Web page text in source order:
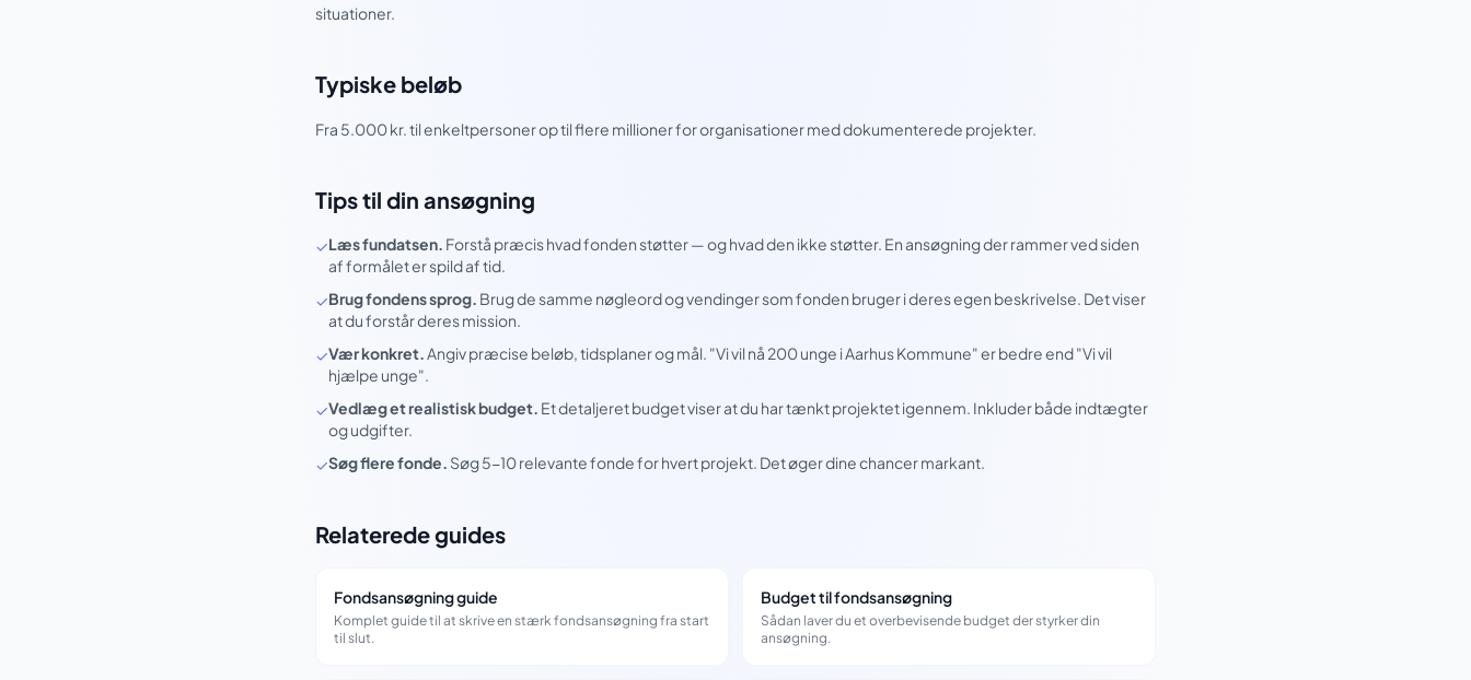
situationer.
Typiske beløb
Fra 5.000 kr. til enkeltpersoner op til flere millioner for organisationer med dokumenterede projekter.
Tips til din ansøgning
✓Læs fundatsen. Forstå præcis hvad fonden støtter — og hvad den ikke støtter. En ansøgning der rammer ved siden
af formålet er spild af tid.
✓Brug fondens sprog. Brug de samme nøgleord og vendinger som fonden bruger i deres egen beskrivelse. Det viser
at du forstår deres mission.
✓Vær konkret.Angiv præcise beløb, tidsplaner og mål. "Vi vil nå 200 unge i Aarhus Kommune" er bedre end "Vi vil
hjælpe unge".
✓Vedlæg et realistisk budget. Et detaljeret budget viser at du har tænkt projektet igennem. Inkluder både indtægter
og udgifter.
✓Søg flere fonde. Søg 5-10 relevante fonde for hvert projekt. Det øger dine chancer markant.
Relaterede guides
Fondsansøgning guide
Komplet guide til at skrive en stærk fondsansøgning fra start
til slut.
Budget til fondsansøgning
Sådan laver du et overbevisende budget der styrker din
ansøgning.